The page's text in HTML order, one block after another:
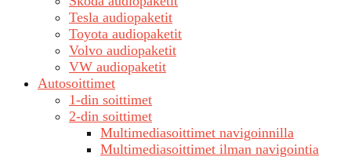
Tesla audiopaketit
Toyota audiopaketit
Volvo audiopaketit
VW audiopaketit
Autosoittimet
1-din soittimet
2-din soittimet
Multimediasoittimet navigoinnilla
Multimediasoittimet ilman navigointia